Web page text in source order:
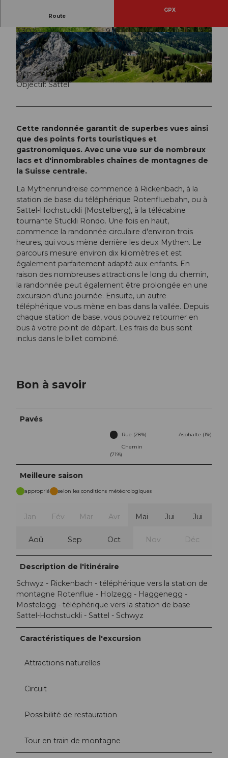
© Schwyz Tourismus |CC-BY-SA
© Schwyz Tourismus, Ferien- und Ausflugsregi
on Schwyz
© Schwyz Tourismus, Ferien- und Ausflugsregi
on Schwyz
Route
GPX
3:30 h
9,16 km
164 m
555 m
1.148 m
1.571 m
423 m
Départ: Rickenbach
Objectif: Sattel
Cette randonnée garantit de superbes vues ainsi
que des points forts touristiques et
gastronomiques. Avec une vue sur de nombreux
lacs et d'innombrables chaînes de montagnes de
la Suisse centrale.
La Mythenrundreise commence à Rickenbach, à la
station de base du téléphérique Rotenfluebahn, ou à
Sattel-Hochstuckli (Mostelberg), à la télécabine
tournante Stuckli Rondo. Une fois en haut,
commence la randonnée circulaire d'environ trois
heures, qui vous mène derrière les deux Mythen. Le
parcours mesure environ dix kilomètres et est
également parfaitement adapté aux enfants. En
raison des nombreuses attractions le long du chemin,
la randonnée peut également être prolongée en une
excursion d'une journée. Ensuite, un autre
téléphérique vous mène en bas dans la vallée. Depuis
chaque station de base, vous pouvez retourner en
bus à votre point de départ. Les frais de bus sont
inclus dans le billet combiné.
Bon à savoir
Pavés
Rue (28%)
Asphalte (1%)
Chemin
(71%)
Meilleure saison
approprié selon les conditions météorologiques
Jan Fév Mar Avr Mai Jui Jui
Aoû Sep Oct Nov Déc
Description de l'itinéraire
Schwyz - Rickenbach - téléphérique vers la station de
montagne Rotenflue - Holzegg - Haggenegg -
Mostelegg - téléphérique vers la station de base
Sattel-Hochstuckli - Sattel - Schwyz
Caractéristiques de l'excursion
Attractions naturelles
Circuit
Possibilité de restauration
Tour en train de montagne